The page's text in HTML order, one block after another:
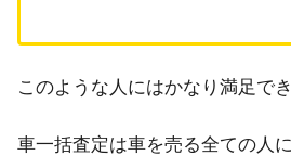
このような人にはかなり満足でき
車一括査定は車を売る全ての人